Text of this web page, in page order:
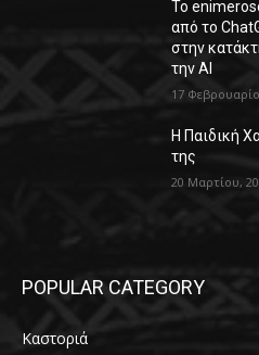
Το
από το
στην
την AI
17
Η Παιδική
της
20 Μαρτίου,
POPULAR CATEGORY
Καστοριά